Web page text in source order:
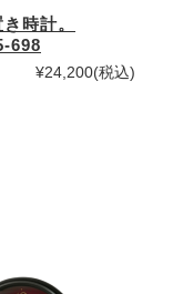
時計。
698
¥24,200(税込)